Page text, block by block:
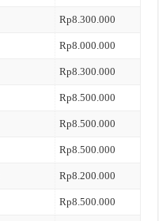
Rp8.300.000
Rp8.000.000
Rp8.300.000
Rp8.500.000
Rp8.500.000
Rp8.500.000
Rp8.200.000
Rp8.500.000